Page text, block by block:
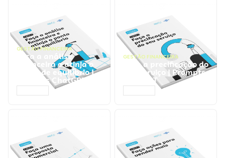
GESTÃO FINANCEIRA
Faça a análise
financeira e atinja o
ponto de equilíbrio |
Prompts ChatGPT
GESTÃO FINANCEIRA
Faça a precificação do
seu serviço | Prompts
ChatGPT